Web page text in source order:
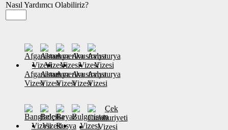
Nasıl Yardımcı Olabiliriz?
Afganistan
Vizesi
Almanya
Vizesi
Amerika
Vizesi
Avustralya
Vizesi
Avusturya
Vizesi